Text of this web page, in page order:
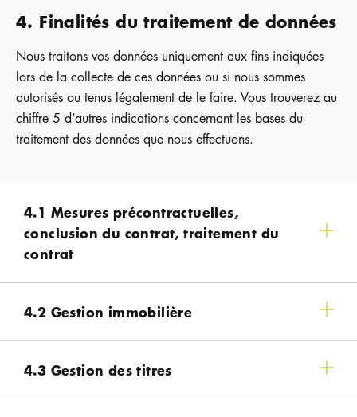
4. Finalités du traitement de données
Nous traitons vos données uniquement aux fins indiquées
lors de la collecte de ces données ou si nous sommes
autorisés ou tenus légalement de le faire. Vous trouverez au
chiffre 5 d’autres indications concernant les bases du
traitement des données que nous effectuons.
4.1 Mesures précontractuelles,
conclusion du contrat, traitement du
contrat
4.2 Gestion immobilière
4.3 Gestion des titres